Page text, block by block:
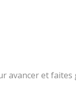
avancer et